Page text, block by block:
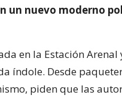
un nuevo moderno
en la Estación Arenal
índole. Desde
piden que las